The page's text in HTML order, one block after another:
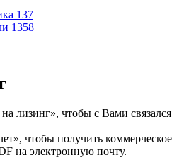
137
1358
лизинг», чтобы с Вами связался
чтобы получить коммерческое
на электронную почту.